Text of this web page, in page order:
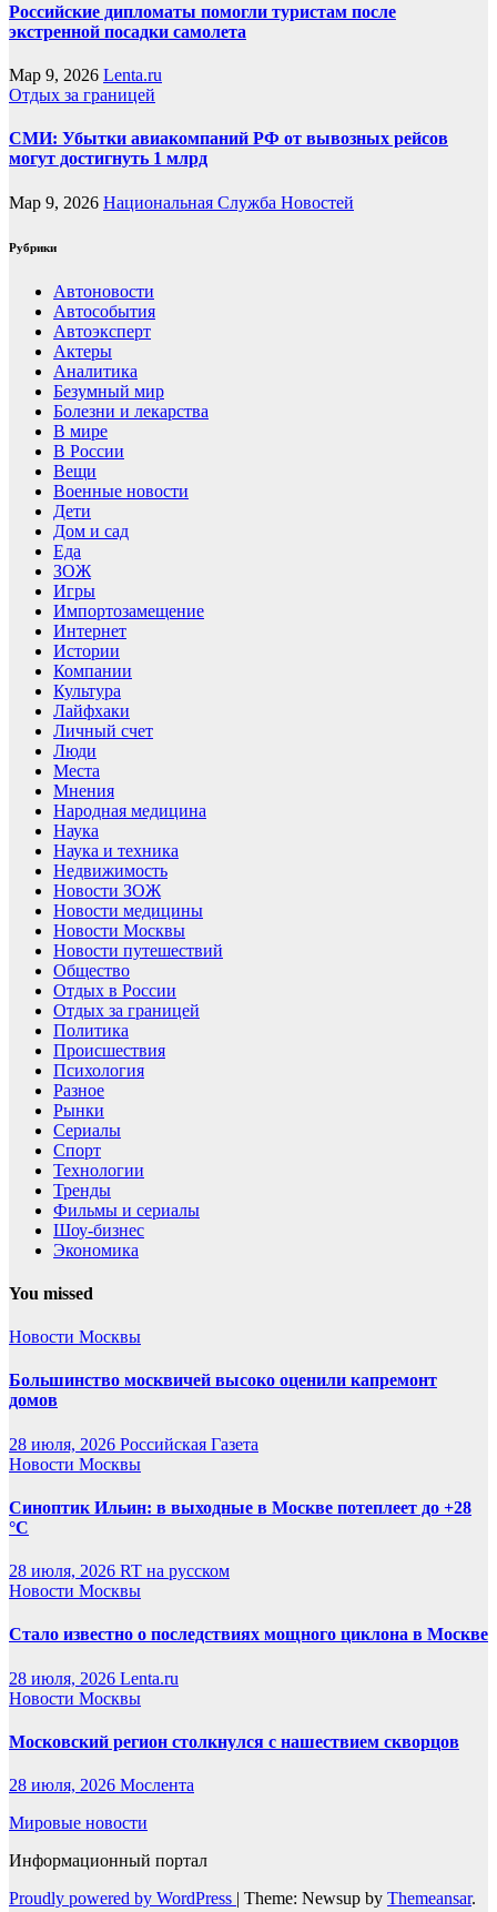
Российские дипломаты помогли туристам после
экстренной посадки самолета
Мар 9, 2026 Lenta.ru
Отдых за границей
СМИ: Убытки авиакомпаний РФ от вывозных рейсов
могут достигнуть 1 млрд
Мар 9, 2026 Национальная Служба Новостей
Рубрики
Автоновости
Автособытия
Автоэксперт
Актеры
Аналитика
Безумный мир
Болезни и лекарства
В мире
В России
Вещи
Военные новости
Дети
Дом и сад
Еда
ЗОЖ
Игры
Импортозамещение
Интернет
Истории
Компании
Культура
Лайфхаки
Личный счет
Люди
Места
Мнения
Народная медицина
Наука
Наука и техника
Недвижимость
Новости ЗОЖ
Новости медицины
Новости Москвы
Новости путешествий
Общество
Отдых в России
Отдых за границей
Политика
Происшествия
Психология
Разное
Рынки
Сериалы
Спорт
Технологии
Тренды
Фильмы и сериалы
Шоу-бизнес
Экономика
You missed
Новости Москвы
Большинство москвичей высоко оценили капремонт
домов
28 июля, 2026 Российская Газета
Новости Москвы
Синоптик Ильин: в выходные в Москве потеплеет до +28
°C
28 июля, 2026 RT на русском
Новости Москвы
Стало известно о последствиях мощного циклона в Москве
28 июля, 2026 Lenta.ru
Новости Москвы
Московский регион столкнулся с нашествием скворцов
28 июля, 2026 Мослента
Мировые новости
Информационный портал
Proudly powered by WordPress | Theme: Newsup by Themeansar.